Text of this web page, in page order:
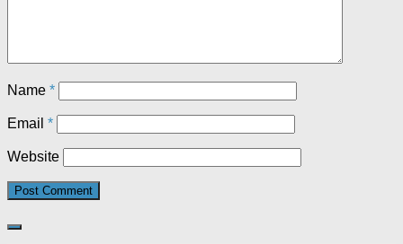
Name *
Email *
Website